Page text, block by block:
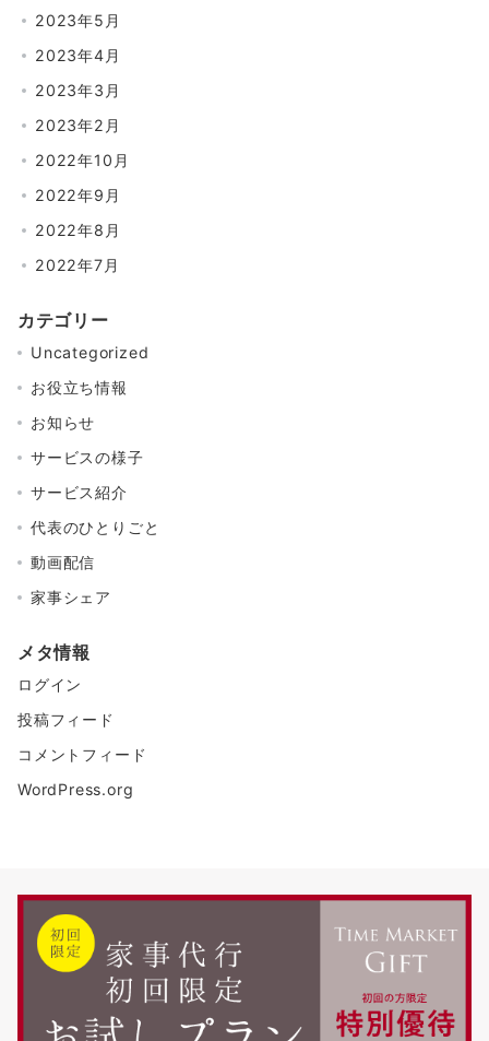
2023年5月
2023年4月
2023年3月
2023年2月
2022年10月
2022年9月
2022年8月
2022年7月
カテゴリー
Uncategorized
お役立ち情報
お知らせ
サービスの様子
サービス紹介
代表のひとりごと
動画配信
家事シェア
メタ情報
ログイン
投稿フィード
コメントフィード
WordPress.org